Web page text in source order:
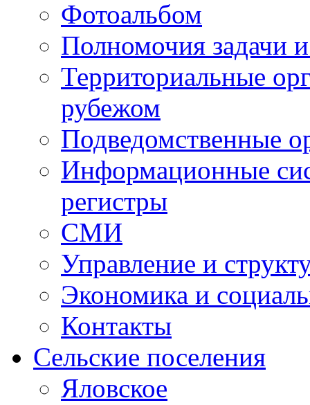
Фотоальбом
Полномочия задачи
Территориальные
рубежом
Подведомственные
Информационные
регистры
СМИ
Управление и
Экономика и
Контакты
Сельские поселения
Яловское